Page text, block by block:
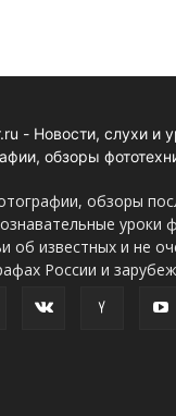
обзоры
уроки
об известных и не
России и